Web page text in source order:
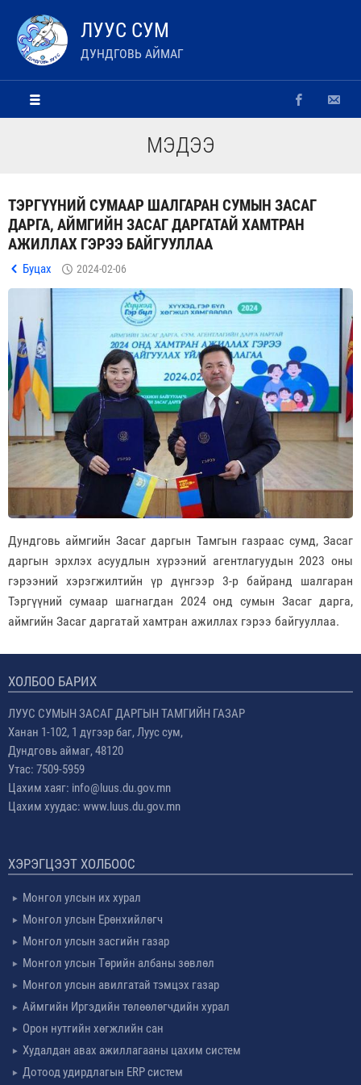
ЛУУС СУМ
ДУНДГОВЬ АЙМАГ
МЭДЭЭ
ТЭРГҮҮНИЙ СУМААР ШАЛГАРАН СУМЫН ЗАСАГ
ДАРГА, АЙМГИЙН ЗАСАГ ДАРГАТАЙ ХАМТРАН
АЖИЛЛАХ ГЭРЭЭ БАЙГУУЛЛАА
Буцах 2024-02-06
Дундговь аймгийн Засаг даргын Тамгын газраас сумд, Засаг
даргын эрхлэх асуудлын хүрээний агентлагуудын 2023 оны
гэрээний хэрэгжилтийн үр дүнгээр 3-р байранд шалгаран
Тэргүүний сумаар шагнагдан 2024 онд сумын Засаг дарга,
аймгийн Засаг даргатай хамтран ажиллах гэрээ байгууллаа.
ХОЛБОО БАРИХ
ЛУУС СУМЫН ЗАСАГ ДАРГЫН ТАМГИЙН ГАЗАР
Ханан 1-102, 1 дүгээр баг, Луус сум,
Дундговь аймаг, 48120
Утас: 7509-5959
Цахим хаяг: info@luus.du.gov.mn
Цахим хуудас: www.luus.du.gov.mn
ХЭРЭГЦЭЭТ ХОЛБООС
Монгол улсын их хурал
Монгол улсын Ерөнхийлөгч
Монгол улсын засгийн газар
Монгол улсын Төрийн албаны зөвлөл
Монгол улсын авилгатай тэмцэх газар
Аймгийн Иргэдийн төлөөлөгчдийн хурал
Орон нутгийн хөгжлийн сан
Худалдан авах ажиллагааны цахим систем
Дотоод удирдлагын ERP систем